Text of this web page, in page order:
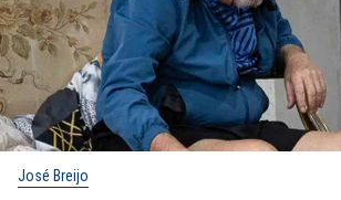
José Breijo